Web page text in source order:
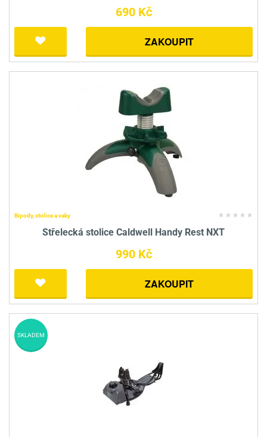
690 Kč
ZAKOUPIT
Bipody, stolice a vaky
Střelecká stolice Caldwell Handy Rest NXT
990 Kč
ZAKOUPIT
SKLADEM